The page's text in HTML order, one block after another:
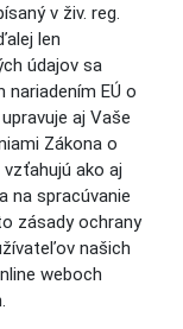
v živ. reg.
len
údajov sa
EÚ o
aj Vaše
Zákona o
ako aj
na spracúvanie
zásady ochrany
našich
weboch